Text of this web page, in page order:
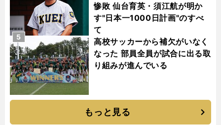
惨敗 仙台育英・須江航が明か
す"日本一1000日計画"のすべ
て
高校サッカーから補欠がいなく
なった 部員全員が試合に出る取
り組みが進んでいる
5
もっと見る